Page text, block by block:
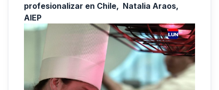
profesionalizar en Chile, Natalia Araos,
AIEP